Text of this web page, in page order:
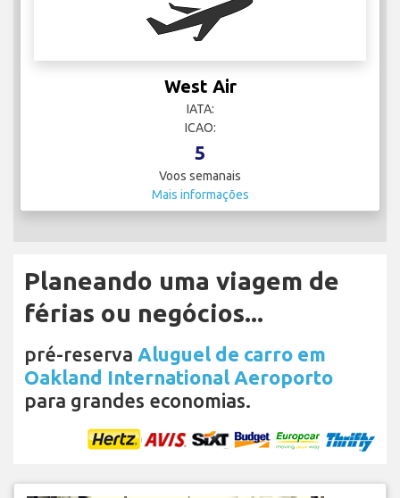
West Air
IATA:
ICAO:
5
Voos semanais
Mais informações
Planeando uma viagem de
férias ou negócios...
pré-reserva Aluguel de carro em
Oakland International Aeroporto
para grandes economias.